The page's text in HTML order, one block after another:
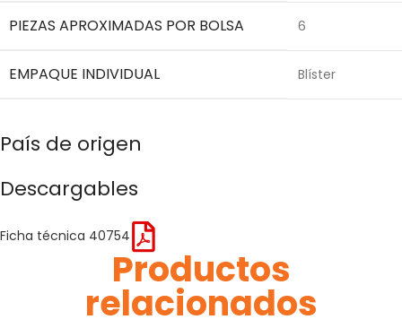
PIEZAS APROXIMADAS POR BOLSA 6
EMPAQUE INDIVIDUAL Blíster
País de origen
Descargables
Ficha técnica 40754
Productos
relacionados